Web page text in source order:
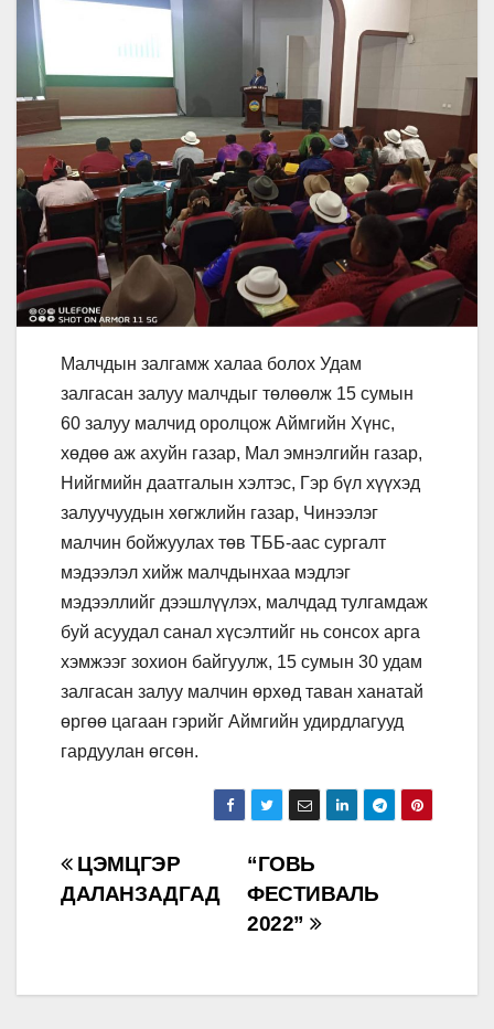
Малчдын залгамж халаа болох Удам
залгасан залуу малчдыг төлөөлж 15 сумын
60 залуу малчид оролцож Аймгийн Хүнс,
хөдөө аж ахуйн газар, Мал эмнэлгийн газар,
Нийгмийн даатгалын хэлтэс, Гэр бүл хүүхэд
залуучуудын хөгжлийн газар, Чинээлэг
малчин бойжуулах төв ТББ-аас сургалт
мэдээлэл хийж малчдынхаа мэдлэг
мэдээллийг дээшлүүлэх, малчдад тулгамдаж
буй асуудал санал хүсэлтийг нь сонсох арга
хэмжээг зохион байгуулж, 15 сумын 30 удам
залгасан залуу малчин өрхөд таван ханатай
өргөө цагаан гэрийг Аймгийн удирдлагууд
гардуулан өгсөн.
Post
navigation
“ГОВЬ
ФЕСТИВАЛЬ
2022”
ЦЭМЦГЭР
ДАЛАНЗАДГАД